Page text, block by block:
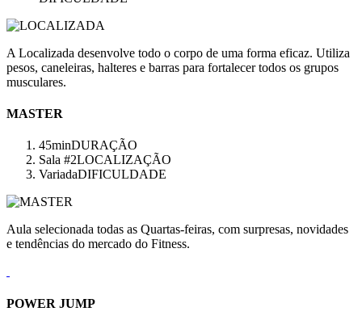
A Localizada desenvolve todo o corpo de uma forma eficaz. Utiliza
pesos, caneleiras, halteres e barras para fortalecer todos os grupos
musculares.
MASTER
45minDURAÇÃO
Sala #2LOCALIZAÇÃO
VariadaDIFICULDADE
Aula selecionada todas as Quartas-feiras, com surpresas, novidades
e tendências do mercado do Fitness.
POWER JUMP